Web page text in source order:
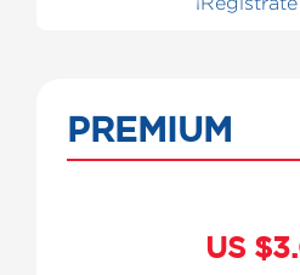
PREMIUM
US